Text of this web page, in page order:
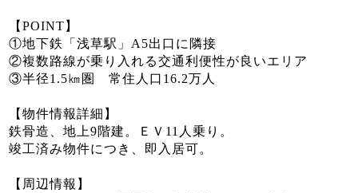
【POINT】
①地下鉄「浅草駅」A5出口に隣接
②複数路線が乗り入れる交通利便性が良いエリア
③半径1.5㎞圏 常住人口16.2万人
【物件情報詳細】
鉄骨造、地上9階建。ＥＶ11人乗り。
竣工済み物件につき、即入居可。
【周辺情報】